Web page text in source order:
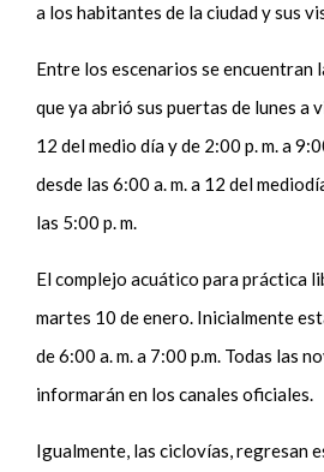
a los habitantes de la ciudad y sus
Entre los escenarios se encuentran
que ya abrió sus puertas de lunes a
12 del medio día y de 2:00 p. m. a
desde las 6:00 a. m. a 12 del
las 5:00 p. m.
El complejo acuático para práctica
martes 10 de enero. Inicialmente
de 6:00 a. m. a 7:00 p.m. Todas las
informarán en los canales oficiales.
Igualmente, las ciclovías, regresan